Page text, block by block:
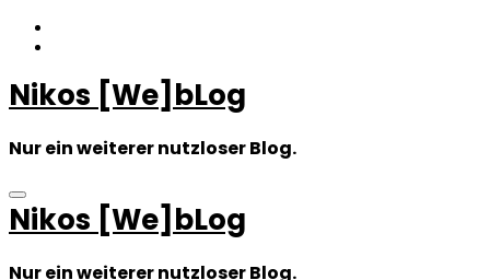
Zum
Inhalt
Nikos [We]bLog
Nur ein weiterer nutzloser Blog.
Nikos [We]bLog
Nur ein weiterer nutzloser Blog.